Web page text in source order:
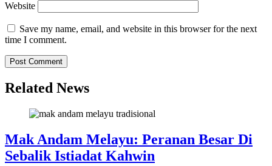
Website
Save my name, email, and website in this browser for the next
time I comment.
Related News
Mak Andam Melayu: Peranan Besar Di
Sebalik Istiadat Kahwin